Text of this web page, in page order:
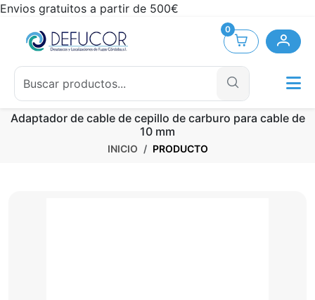
Envios gratuitos a partir de 500€
0
Adaptador de cable de cepillo de carburo para cable de
10 mm
INICIO PRODUCTO